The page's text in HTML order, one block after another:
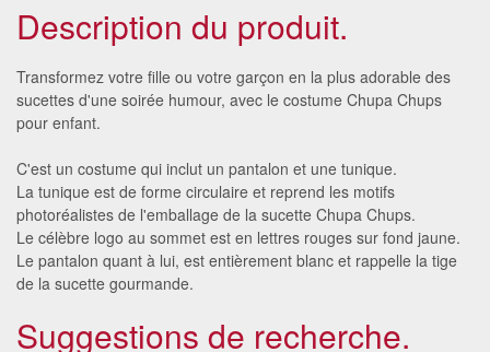
Description du produit.
Transformez votre fille ou votre garçon en la plus adorable des
sucettes d'une soirée humour, avec le costume Chupa Chups
pour enfant.
C'est un costume qui inclut un pantalon et une tunique.
La tunique est de forme circulaire et reprend les motifs
photoréalistes de l'emballage de la sucette Chupa Chups.
Le célèbre logo au sommet est en lettres rouges sur fond jaune.
Le pantalon quant à lui, est entièrement blanc et rappelle la tige
de la sucette gourmande.
Suggestions de recherche.